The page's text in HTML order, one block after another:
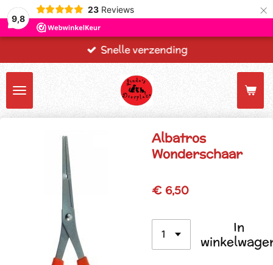
9,8
23 Reviews ×
Snelle verzending
Albatros
Wonderschaar
€ 6,50
In